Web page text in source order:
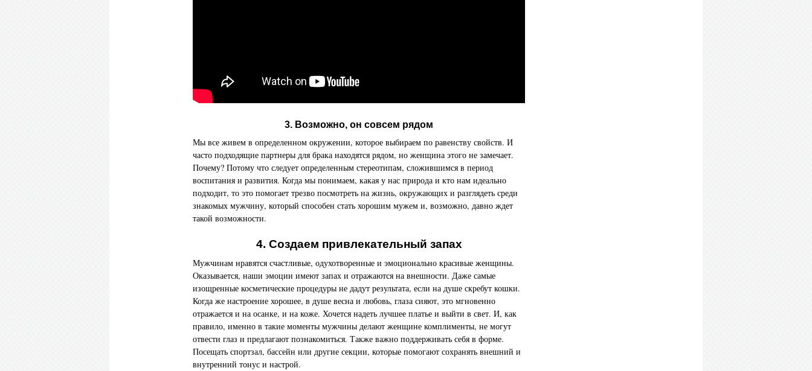
3. Возможно, он совсем рядом
Мы все живем в определенном окружении, которое выбираем по равенству свойств. И
часто подходящие партнеры для брака находятся рядом, но женщина этого не замечает.
Почему? Потому что следует определенным стереотипам, сложившимся в период
воспитания и развития. Когда мы понимаем, какая у нас природа и кто нам идеально
подходит, то это помогает трезво посмотреть на жизнь, окружающих и разглядеть среди
знакомых мужчину, который способен стать хорошим мужем и, возможно, давно ждет
такой возможности.
4. Создаем привлекательный запах
Мужчинам нравятся счастливые, одухотворенные и эмоционально красивые женщины.
Оказывается, наши эмоции имеют запах и отражаются на внешности. Даже самые
изощренные косметические процедуры не дадут результата, если на душе скребут кошки.
Когда же настроение хорошее, в душе весна и любовь, глаза сияют, это мгновенно
отражается и на осанке, и на коже. Хочется надеть лучшее платье и выйти в свет. И, как
правило, именно в такие моменты мужчины делают женщине комплименты, не могут
отвести глаз и предлагают познакомиться. Также важно поддерживать себя в форме.
Посещать спортзал, бассейн или другие секции, которые помогают сохранять внешний и
внутренний тонус и настрой.